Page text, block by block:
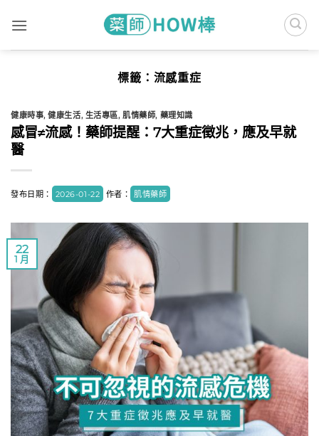
標籤： 流感重症
健康時事,健康生活, 生活專區,肌情藥師, 藥理知識
感冒≠流感！藥師提醒：7大重症徵兆，應及早就
醫
發布日期： 2026-01-22 作者： 肌情藥師
22
1 月